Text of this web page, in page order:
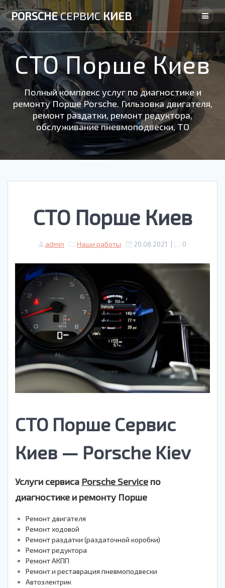
to
content
PORSCHEСЕРВИСКИЕВ
СТО Порше Киев
Полный комплекс услуг по диагностике и
ремонту Порше Porsche. Гильзовка двигателя,
ремонт раздатки, ремонт редуктора,
обслуживание пневмоподвески, ТО
СТО Порше Киев
admin Наши работы 20.08.2021 | 0
СТО Порше Сервис
Киев — Porsche Kiev
Услуги сервиса Porsche Service по
диагностике и ремонту Порше
Ремонт двигателя
Ремонт ходовой
Ремонт раздатки (раздаточной коробки)
Ремонт редуктора
Ремонт АКПП
Ремонт и реставрация пневмоподвески
Автоэлектрик